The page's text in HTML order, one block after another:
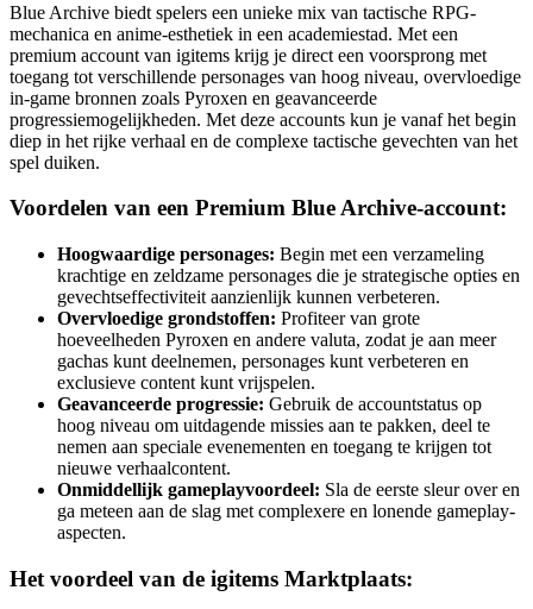
Blue Archive biedt spelers een unieke mix van tactische RPG-
mechanica en anime-esthetiek in een academiestad. Met een
premium account van igitems krijg je direct een voorsprong met
toegang tot verschillende personages van hoog niveau, overvloedige
in-game bronnen zoals Pyroxen en geavanceerde
progressiemogelijkheden. Met deze accounts kun je vanaf het begin
diep in het rijke verhaal en de complexe tactische gevechten van het
spel duiken.
Voordelen van een Premium Blue Archive-account:
Hoogwaardige personages: Begin met een verzameling
krachtige en zeldzame personages die je strategische opties en
gevechtseffectiviteit aanzienlijk kunnen verbeteren.
Overvloedige grondstoffen: Profiteer van grote
hoeveelheden Pyroxen en andere valuta, zodat je aan meer
gachas kunt deelnemen, personages kunt verbeteren en
exclusieve content kunt vrijspelen.
Geavanceerde progressie: Gebruik de accountstatus op
hoog niveau om uitdagende missies aan te pakken, deel te
nemen aan speciale evenementen en toegang te krijgen tot
nieuwe verhaalcontent.
Onmiddellijk gameplayvoordeel: Sla de eerste sleur over en
ga meteen aan de slag met complexere en lonende gameplay-
aspecten.
Het voordeel van de igitems Marktplaats: